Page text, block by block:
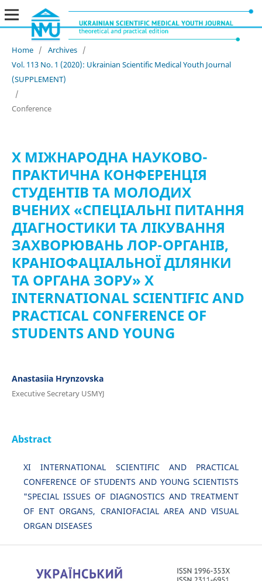
Home / Archives /
Vol. 113 No. 1 (2020): Ukrainian Scientific Medical Youth Journal
(SUPPLEMENT)
/
Conference
X МІЖНАРОДНА НАУКОВО-
ПРАКТИЧНА КОНФЕРЕНЦІЯ
СТУДЕНТІВ ТА МОЛОДИХ
ВЧЕНИХ «СПЕЦІАЛЬНІ ПИТАННЯ
ДІАГНОСТИКИ ТА ЛІКУВАННЯ
ЗАХВОРЮВАНЬ ЛОР-ОРГАНІВ,
КРАНІОФАЦІАЛЬНОЇ ДІЛЯНКИ
ТА ОРГАНА ЗОРУ» X
INTERNATIONAL SCIENTIFIC AND
PRACTICAL CONFERENCE OF
STUDENTS AND YOUNG
Anastasiia Hrynzovska
Executive Secretary USMYJ
Abstract
XІ INTERNATIONAL SCIENTIFIC AND PRACTICAL
CONFERENCE OF STUDENTS AND YOUNG SCIENTISTS
"SPECIAL ISSUES OF DIAGNOSTICS AND TREATMENT
OF ENT ORGANS, CRANIOFACIAL AREA AND VISUAL
ORGAN DISEASES